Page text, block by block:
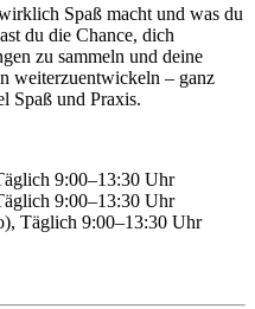
Spaß macht und was du
du die Chance, dich
zu sammeln und deine
weiterzuentwickeln – ganz
Spaß und Praxis.
9:00–13:30 Uhr
9:00–13:30 Uhr
Täglich 9:00–13:30 Uhr